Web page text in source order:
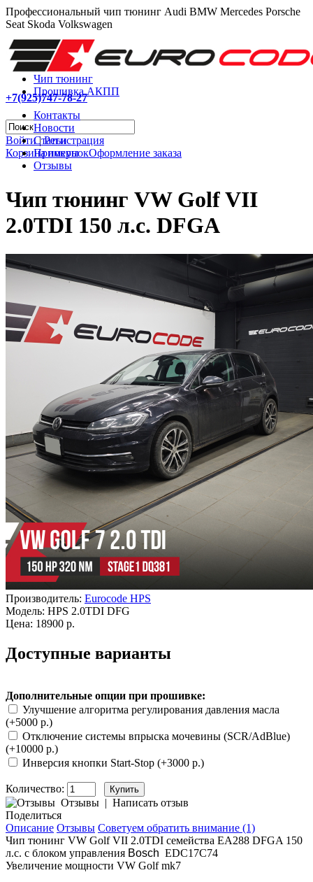
Профессиональный чип тюнинг Audi BMW Mercedes Porsche
Seat Skoda Volkswagen
+7(925)747-78-27
Войти|Регистрация
Корзина покупокОформление заказа
Чип тюнинг
Прошивка АКПП
Контакты
Новости
Статьи
Примеры
Отзывы
Чип тюнинг VW Golf VII
2.0TDI 150 л.с. DFGA
Производитель: Eurocode HPS
Модель: HPS 2.0TDI DFG
Цена: 18900 р.
Доступные варианты
Дополнительные опции при прошивке:
Улучшение алгоритма регулирования давления масла
(+5000 р.)
Отключение системы впрыска мочевины (SCR/AdBlue)
(+10000 р.)
Инверсия кнопки Start-Stop (+3000 р.)
Количество:
Отзывы | Написать отзыв
Поделиться
Описание Отзывы Советуем обратить внимание (1)
Чип тюнинг VW Golf VII 2.0TDI семейства EA288 DFGA 150
л.с. с блоком управления Bosch EDC17C74
Увеличение мощности VW Golf mk7